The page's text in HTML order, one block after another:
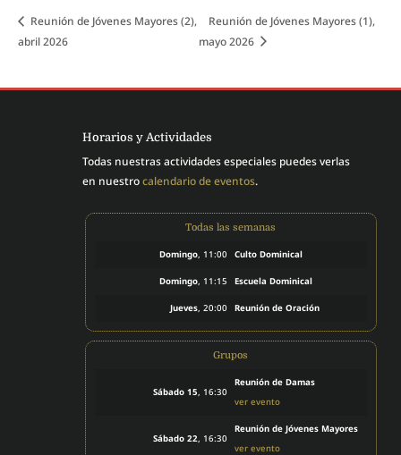
Reunión de Jóvenes Mayores (2),
abril 2026
Reunión de Jóvenes Mayores (1),
mayo 2026
Horarios y Actividades
Todas nuestras actividades especiales puedes verlas
en nuestrocalendario de eventos.
Todas las semanas
Domingo, 11:00 Culto Dominical
Domingo, 11:15 Escuela Dominical
Jueves, 20:00 Reunión de Oración
Grupos
Sábado 15 , 16:30
Reunión de Damas
ver evento
Sábado 22 , 16:30
Reunión de Jóvenes Mayores
ver evento